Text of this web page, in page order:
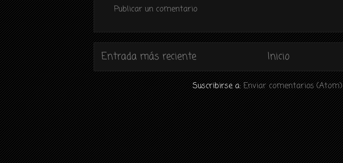
Publicar un comentario
Entrada más reciente Inicio
Suscribirse a:Enviar comentarios (Atom)